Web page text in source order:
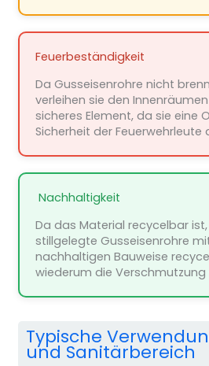
Feuerbeständigkeit
Da Gusseisenrohre nicht
verleihen sie den
sicheres Element, da sie eine
Sicherheit der Feuerwehrleute
️ Nachhaltigkeit
Da das Material recycelbar
stillgelegte Gusseisenrohre
nachhaltigen Bauweise
wiederum die Verschmutzung
Typische
und Sanitärbereich